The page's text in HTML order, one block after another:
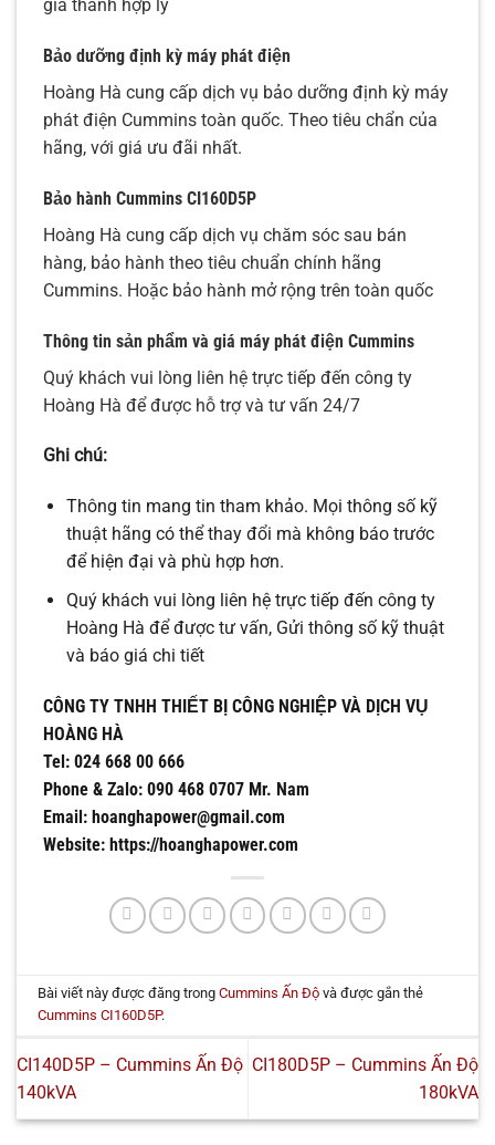
giá thành hợp lý
Bảo dưỡng định kỳ máy phát điện
Hoàng Hà cung cấp dịch vụ bảo dưỡng định kỳ máy
phát điện Cummins toàn quốc. Theo tiêu chẩn của
hãng, với giá ưu đãi nhất.
Bảo hành Cummins CI160D5P
Hoàng Hà cung cấp dịch vụ chăm sóc sau bán
hàng, bảo hành theo tiêu chuẩn chính hãng
Cummins. Hoặc bảo hành mở rộng trên toàn quốc
Thông tin sản phẩm và giá máy phát điện Cummins
Quý khách vui lòng liên hệ trực tiếp đến công ty
Hoàng Hà để được hỗ trợ và tư vấn 24/7
Ghi chú:
Thông tin mang tin tham khảo. Mọi thông số kỹ
thuật hãng có thể thay đổi mà không báo trước
để hiện đại và phù hợp hơn.
Quý khách vui lòng liên hệ trực tiếp đến công ty
Hoàng Hà để được tư vấn, Gửi thông số kỹ thuật
và báo giá chi tiết
CÔNG TY TNHH THIẾT BỊ CÔNG NGHIỆP VÀ DỊCH VỤ
HOÀNG HÀ
Tel: 024 668 00 666
Phone & Zalo: 090 468 0707 Mr. Nam
Email: hoanghapower@gmail.com
Website: https://hoanghapower.com
Bài viết này được đăng trongCummins Ấn Độ và được gắn thẻ
Cummins CI160D5P.
CI140D5P – Cummins Ấn Độ
140kVA
CI180D5P – Cummins Ấn Độ
180kVA